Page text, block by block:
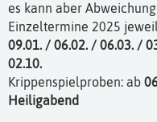
es kann aber
Einzeltermine 2025
09.01. / 06.02. / 06.03. /
02.10.
Krippenspielproben: ab
Heiligabend